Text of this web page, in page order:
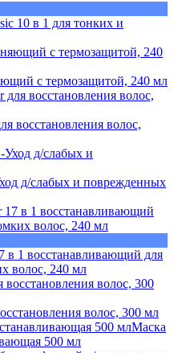
10 в 1 для тонких и
с термозащитой, 240 мл
восстановления волос,
д/слабых и поврежденных
в 1 восстанавливающий для
волос, 240 мл
волос, 300 мл
Маска
500 мл